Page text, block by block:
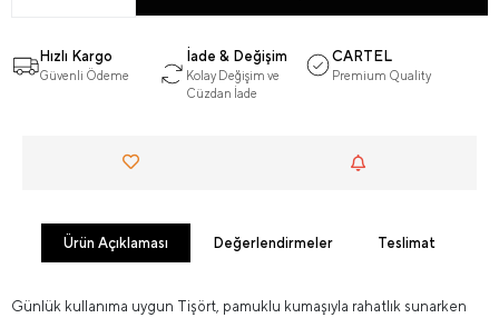
Hızlı Kargo
Güvenli Ödeme
İade & Değişim
Kolay Değişim ve
Cüzdan İade
CARTEL
Premium Quality
Ürün Açıklaması Değerlendirmeler Teslimat
Günlük kullanıma uygun Tişört, pamuklu kumaşıyla rahatlık sunarken